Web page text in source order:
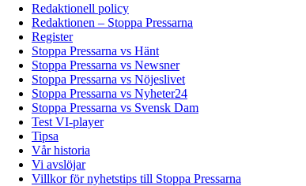
Redaktionell policy
Redaktionen – Stoppa Pressarna
Register
Stoppa Pressarna vs Hänt
Stoppa Pressarna vs Newsner
Stoppa Pressarna vs Nöjeslivet
Stoppa Pressarna vs Nyheter24
Stoppa Pressarna vs Svensk Dam
Test VI-player
Tipsa
Vår historia
Vi avslöjar
Villkor för nyhetstips till Stoppa Pressarna